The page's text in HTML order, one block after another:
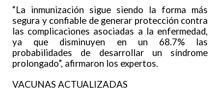
“La inmunización sigue siendo la forma más
segura y confiable de generar protección contra
las complicaciones asociadas a la enfermedad,
ya que disminuyen en un 68.7% las
probabilidades de desarrollar un síndrome
prolongado”, afirmaron los expertos.
VACUNAS ACTUALIZADAS